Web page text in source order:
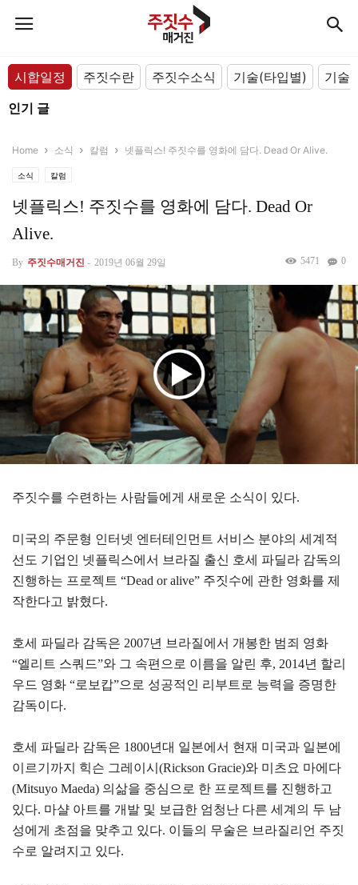
시합일정 주짓수란 주짓수소식 기술(타입별)
기술
인기 글
Home 소식 칼럼 넷플릭스! 주짓수를 영화에 담다. Dead Or Alive.
소식 칼럼
넷플릭스! 주짓수를 영화에 담다. Dead Or
Alive.
By 주짓수매거진 - 2019년 06월 29일 0
5471
주짓수를 수련하는 사람들에게 새로운 소식이 있다.
미국의 주문형 인터넷 엔터테인먼트 서비스 분야의 세계적
선도 기업인 넷플릭스에서 브라질 출신 호세 파딜라 감독의
진행하는 프로젝트 “Dead or alive” 주짓수에 관한 영화를 제
작한다고 밝혔다.
호세 파딜라 감독은 2007년 브라질에서 개봉한 범죄 영화
“엘리트 스쿼드”와 그 속편으로 이름을 알린 후, 2014년 할리
우드 영화 “로보캅”으로 성공적인 리부트로 능력을 증명한
감독이다.
호세 파딜라 감독은 1800년대 일본에서 현재 미국과 일본에
이르기까지 힉슨 그레이시(Rickson Gracie)와 미츠요 마에다
(Mitsuyo Maeda) 의삶을 중심으로 한 프로젝트를 진행하고
있다. 마샬 아트를 개발 및 보급한 엄청난 다른 세계의 두 남
성에게 초점을 맞추고 있다. 이들의 무술은 브라질리언 주짓
수로 알려지고 있다.